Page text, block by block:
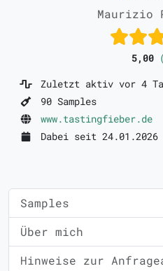
Maurizio
5,00
Zuletzt aktiv vor 4
90 Samples
www.tastingfieber.de
Dabei seit 24.01.2026
Samples
Über mich
Hinweise zur